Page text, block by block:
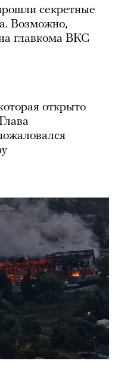
секретные
Возможно,
главкома ВКС
открыто